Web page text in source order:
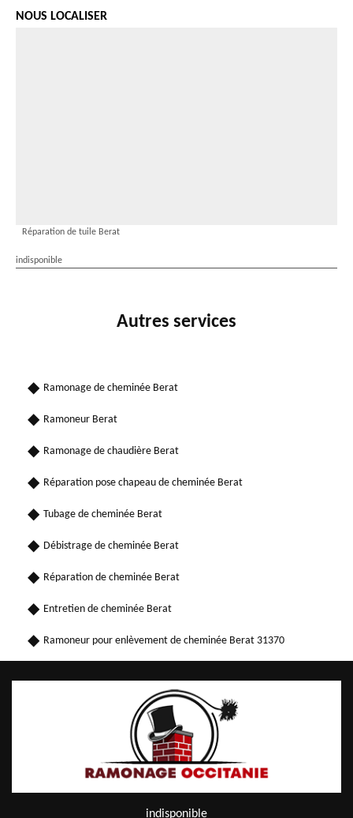
NOUS LOCALISER
Réparation de tuile Berat
indisponible
Autres services
Ramonage de cheminée Berat
Ramoneur Berat
Ramonage de chaudière Berat
Réparation pose chapeau de cheminée Berat
Tubage de cheminée Berat
Débistrage de cheminée Berat
Réparation de cheminée Berat
Entretien de cheminée Berat
Ramoneur pour enlèvement de cheminée Berat 31370
indisponible